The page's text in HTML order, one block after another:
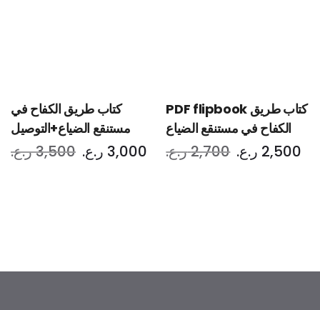
كتاب طريق الكفاح في
مستنقع الضياع+التوصيل
3,500ر.ع. 3,000 ر.ع.
PDF flipbook كتاب طريق
الكفاح في مستنقع الضياع
2,700ر.ع. 2,500 ر.ع.